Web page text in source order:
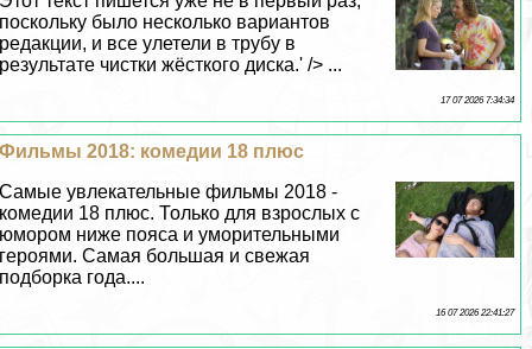
поскольку было несколько вариантов
редакции, и все улетели в трубу в
результате чистки жёсткого диска.' /> ...
17 07 2026 7:34:34
Фильмы 2018: комедии 18 плюс
Самые увлекательные фильмы 2018 -
комедии 18 плюс. Только для взрослых с
юмором ниже пояса и уморительными
героями. Самая большая и свежая
подборка года....
16 07 2026 22:41:27